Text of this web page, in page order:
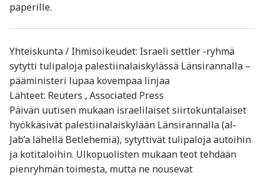
paperille.
Yhteiskunta / Ihmisoikeudet: Israeli settler -ryhmä
sytytti tulipaloja palestiinalaiskylässä Länsirannalla –
pääministeri lupaa kovempaa linjaa
Lähteet: Reuters , Associated Press
Päivän uutisen mukaan israelilaiset siirtokuntalaiset
hyökkäsivät palestiinalaiskylään Länsirannalla (al-
Jab’a lähellä Betlehemiä), sytyttivät tulipaloja autoihin
ja kotitaloihin. Ulkopuolisten mukaan teot tehdään
pienryhmän toimesta, mutta ne nousevat